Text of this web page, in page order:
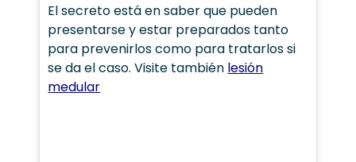
El secreto está en saber que pueden
presentarse y estar preparados tanto
para prevenirlos como para tratarlos si
se da el caso. Visite también lesión
medular